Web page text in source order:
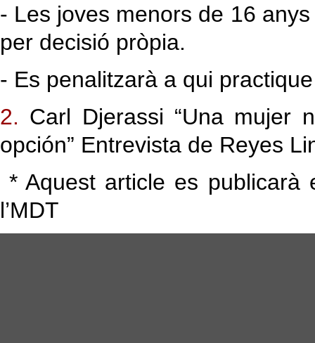
- Les joves menors de 16
per decisió pròpia.
- Es penalitzarà a qui
2. Carl Djerassi “Una mujer
opción” Entrevista de Reyes
*Aquest article es
l’MDT